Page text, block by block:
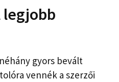
legjobb
gyors bevált
vennék a szerzői